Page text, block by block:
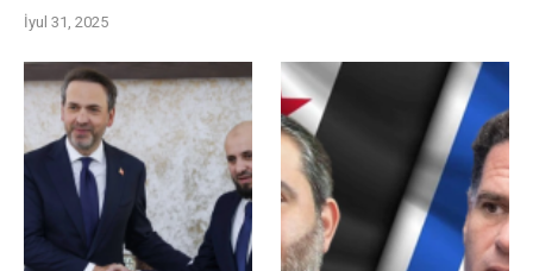
İyul 31, 2025